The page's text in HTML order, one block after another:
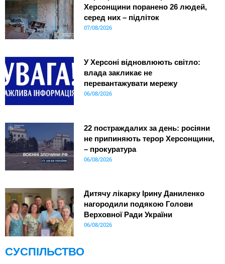
Херсонщини поранено 26 людей,
серед них – підліток
07/08/2026
У Херсоні відновлюють світло:
влада закликає не
перевантажувати мережу
06/08/2026
22 постраждалих за день: росіяни
не припиняють терор Херсонщини,
– прокуратура
06/08/2026
Дитячу лікарку Ірину Даниленко
нагородили подякою Голови
Верховної Ради України
06/08/2026
СУСПІЛЬСТВО